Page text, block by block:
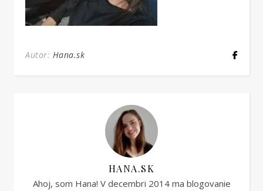
Autor: Hana.sk
HANA.SK
Ahoj, som Hana! V decembri 2014 ma blogovanie